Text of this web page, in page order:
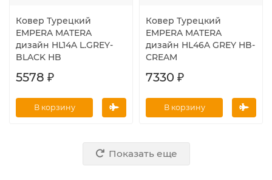
Ковер Турецкий
EMPERA MATERA
дизайн HL14A L.GREY-
BLACK HB
5578 ₽
В корзину
Ковер Турецкий
EMPERA MATERA
дизайн HL46A GREY HB-
CREAM
7330 ₽
В корзину
Показать еще